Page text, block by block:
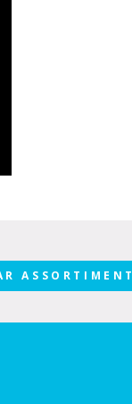
ASSORTIMENT